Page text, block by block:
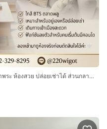
ขายคอนโด Bangkok Horizon รัชดา-ท่าพระ ห้องสวย ปล่อยเช่าได้ ส่วนกลางครบ ใกล้ BTS ตลาดพลู